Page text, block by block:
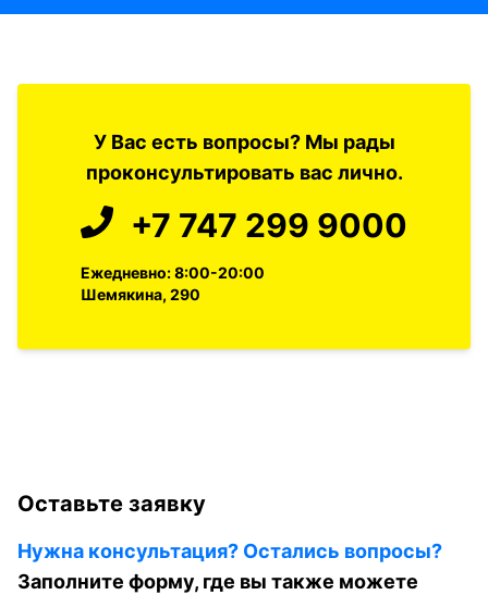
У Вас есть вопросы? Мы рады
проконсультировать вас лично.
+7 747 299 9000
Ежедневно: 8:00-20:00
Шемякина, 290
Оставьте заявку
Нужна консультация? Остались вопросы?
Заполните форму, где вы также можете